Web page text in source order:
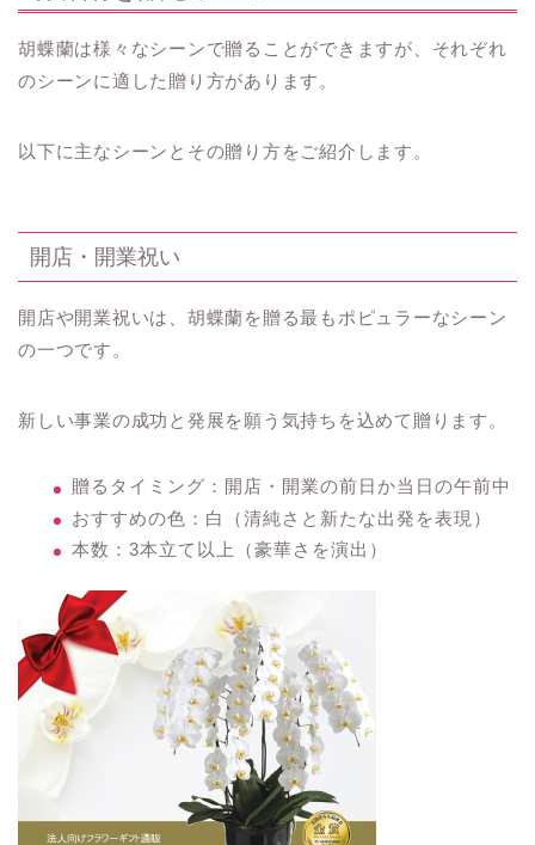
胡蝶蘭は様々なシーンで贈ることができますが、それぞれ
のシーンに適した贈り方があります。
以下に主なシーンとその贈り方をご紹介します。
開店・開業祝い
開店や開業祝いは、胡蝶蘭を贈る最もポピュラーなシーン
の一つです。
新しい事業の成功と発展を願う気持ちを込めて贈ります。
贈るタイミング：開店・開業の前日か当日の午前中
おすすめの色：白（清純さと新たな出発を表現）
本数：3本立て以上（豪華さを演出）